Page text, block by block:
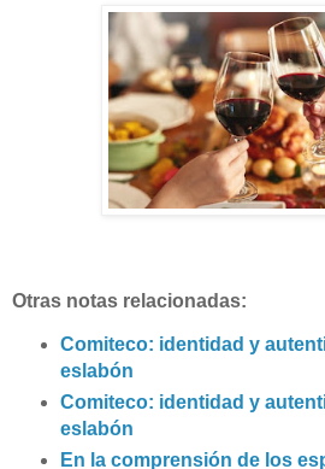
Otras notas relacionadas:
Comiteco: identidad y
eslabón
Comiteco: identidad y
eslabón
En la comprensión de los